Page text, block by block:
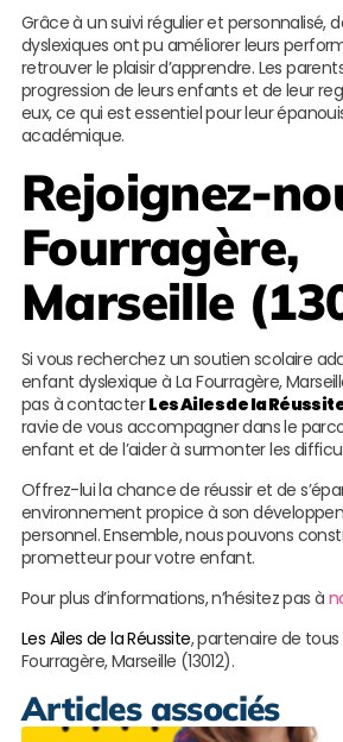
Grâce à un suivi régulier et personnalisé,
dyslexiques ont pu améliorer leurs
retrouver le plaisir d’apprendre. Les
progression de leurs enfants et de leur
eux, ce qui est essentiel pour leur
académique.
Rejoignez-
Fourragère,
Marseille
Si vous recherchez un soutien scolaire
enfant dyslexique à La Fourragère,
pas à contacterLes Ailes de la
ravie de vous accompagner dans le
enfant et de l’aider à surmonter les
Offrez-lui la chance de réussir et de
environnement propice à son
personnel. Ensemble, nous pouvons
prometteur pour votre enfant.
Pour plus d’informations, n’hésitez pas à
Les Ailes de la Réussite, partenaire de tous
Fourragère, Marseille (13012).
Articles associés